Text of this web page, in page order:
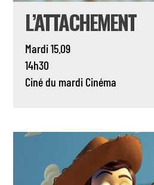
L’ATTACHEMENT
Mardi 15.09
14h30
Ciné du mardi Cinéma